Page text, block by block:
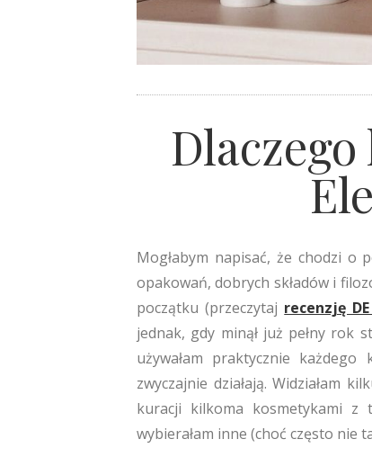
Mogłabym napisać, że chodzi o
opakowań, dobrych składów i
początku (przeczytaj recenzję
jednak, gdy minął już pełny rok
używałam praktycznie
zwyczajnie działają. Widziałam
kuracji kilkoma kosmetykami z
wybierałam inne (choć często nie